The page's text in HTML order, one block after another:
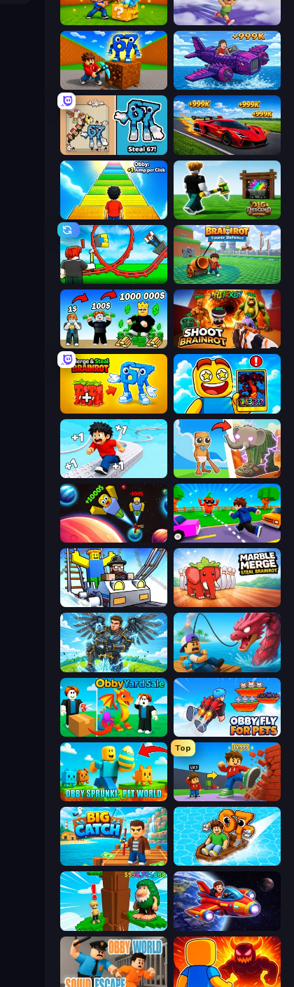
Escape Cave For Brainrot BrainZombie Log Escape
Obby: Break Rocks For Brainrots Obby Plane Power Challenge: Fly
67 Steal a Brainrot Game
Obby: +1 Jump per Click Dig and Descend: Obby Mine
Build a Rollercoaster: Simulator Brainrot Tower Defence
Obby Tycoon Build the City Shoot Brainrot
Merge & Steal Brainrot Obby Cards: The Legend Hunt
Speed per Click: Obby Brainrot Evolution
Obby: +1 to Spaceflight Altitude Robby: Cross the Road for Brainrot
Obby: Ride Carts Marble Merge: Steal Brainrot Game
Obby: Pull a Sword Fish It Now
Obby Yard Sale Obby Fly For Pets
Obby Sprunki: Pet World
Top
Obby: +1 Click Wall Breaker
Big Catch Float for Brainrots
Steal Beanstalk for Brainrots Obby Space Challenge: Starships